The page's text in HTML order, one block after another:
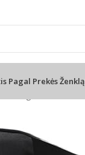
Pagal Prekės Ženklą